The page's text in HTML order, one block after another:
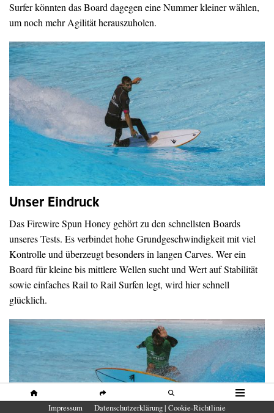
SHARE SUCHE
Surfer könnten das Board dagegen eine Nummer kleiner wählen,
um noch mehr Agilität herauszuholen.
Unser Eindruck
Das Firewire Spun Honey gehört zu den schnellsten Boards
unseres Tests. Es verbindet hohe Grundgeschwindigkeit mit viel
Kontrolle und überzeugt besonders in langen Carves. Wer ein
Board für kleine bis mittlere Wellen sucht und Wert auf Stabilität
sowie einfaches Rail to Rail Surfen legt, wird hier schnell
glücklich.
Impressum Datenschutzerklärung | Cookie-Richtlinie